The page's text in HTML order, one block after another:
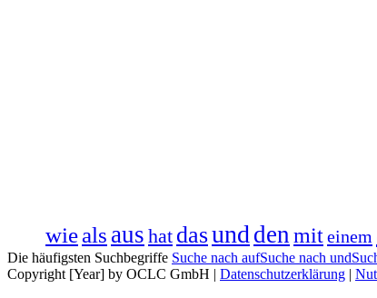
wieals aus hat dasunddenmiteinem
Die häufigsten Suchbegriffe Suche nach aufSuche nach und
Copyright [Year] by OCLC GmbH | Datenschutzerklärung |